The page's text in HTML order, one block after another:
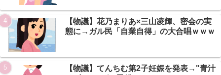
Powered by livedoor 相互RSS【物議】花乃まりあ×三山凌輝、密会の実
態に→ガル民「自業自得」の大合唱ｗｗｗ
【物議】てんちむ第2子妊娠を発表→"青汁